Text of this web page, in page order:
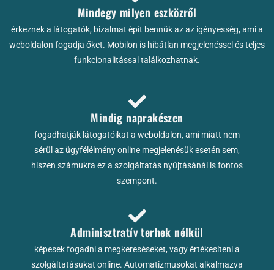
Mindegy milyen eszközről
érkeznek a látogatók, bizalmat épít bennük az az igényesség, ami a
weboldalon fogadja őket. Mobilon is hibátlan megjelenéssel és teljes
funkcionalitással találkozhatnak.
Mindig naprakészen
fogadhatják látogatóikat a weboldalon, ami miatt nem
sérül az ügyfélélmény online megjelenésük esetén sem,
hiszen számukra ez a szolgáltatás nyújtásánál is fontos
szempont.
Adminisztratív terhek nélkül
képesek fogadni a megkereséseket, vagy értékesíteni a
szolgáltatásukat online. Automatizmusokat alkalmazva